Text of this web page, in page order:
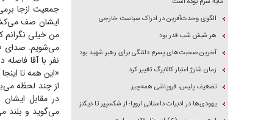
جمعیت ازجا
ایشان صف
من خیلی نگرانم
می‌شویم. صدای
نفر با آقا
«این همه تا
از چند لحظه
در مقابل
می‌گوید و بلند
الگوی وحدت‌آفرین در ادراک سیاست خارجی
هر شبش شب قدر بود
آخرین صحبت‌های پسرم دلتنگی برای رهبر شهید بود
زمان شارژ اعتبار کالابرگ تغییر کرد
تضعیف پلیس، فروپاشی همه‌چیز
یهودی‌ها در ادبیات داستانی اروپا؛ از شکسپیر تا دیکنز